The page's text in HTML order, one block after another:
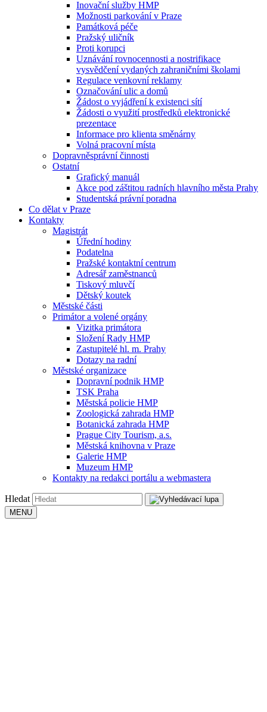
Inovační služby HMP
Možnosti parkování v Praze
Památková péče
Pražský uličník
Proti korupci
Uznávání rovnocennosti a nostrifikace
vysvědčení vydaných zahraničními školami
Regulace venkovní reklamy
Označování ulic a domů
Žádost o vyjádření k existenci sítí
Žádosti o využití prostředků elektronické
prezentace
Informace pro klienta směnárny
Volná pracovní místa
Dopravněsprávní činnosti
Ostatní
Grafický manuál
Akce pod záštitou radních hlavního města Prahy
Studentská právní poradna
Co dělat v Praze
Kontakty
Magistrát
Úřední hodiny
Podatelna
Pražské kontaktní centrum
Adresář zaměstnanců
Tiskový mluvčí
Dětský koutek
Městské části
Primátor a volené orgány
Vizitka primátora
Složení Rady HMP
Zastupitelé hl. m. Prahy
Dotazy na radní
Městské organizace
Dopravní podnik HMP
TSK Praha
Městská policie HMP
Zoologická zahrada HMP
Botanická zahrada HMP
Prague City Tourism, a.s.
Městská knihovna v Praze
Galerie HMP
Muzeum HMP
Kontakty na redakci portálu a webmastera
Hledat
MENU